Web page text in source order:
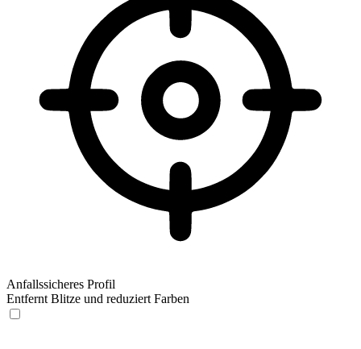
Anfallssicheres Profil
Entfernt Blitze und reduziert Farben